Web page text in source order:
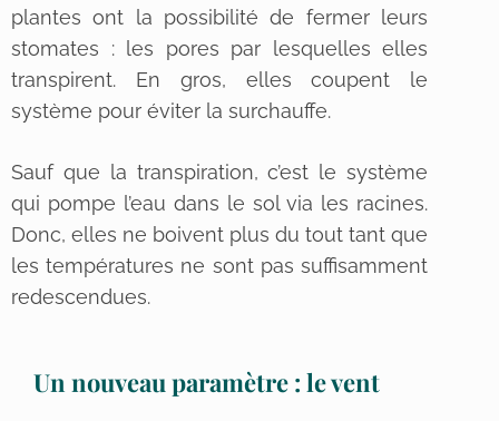
plantes ont la possibilité de fermer leurs
stomates : les pores par lesquelles elles
transpirent. En gros, elles coupent le
système pour éviter la surchauffe.
Sauf que la transpiration, c’est le système
qui pompe l’eau dans le sol via les racines.
Donc, elles ne boivent plus du tout tant que
les températures ne sont pas suffisamment
redescendues.
Un nouveau paramètre : le vent